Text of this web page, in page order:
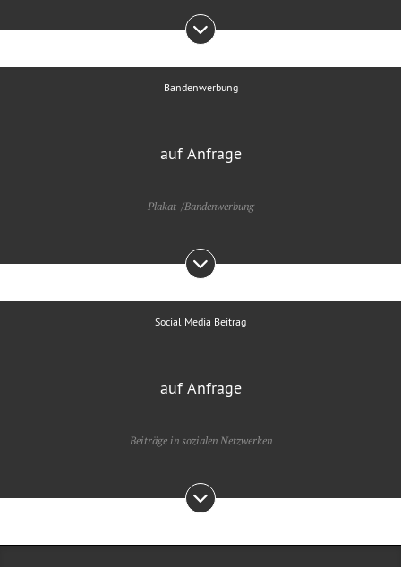
Bandenwerbung
auf Anfrage
Plakat-/Bandenwerbung
Social Media Beitrag
auf Anfrage
Beiträge in sozialen Netzwerken